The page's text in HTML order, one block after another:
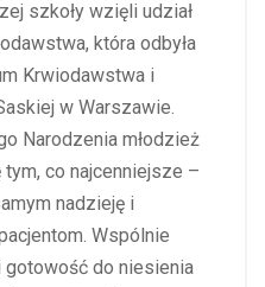
szkoły wzięli udział
która odbyła
Krwiodawstwa i
w Warszawie.
Narodzenia młodzież
co najcenniejsze –
nadzieję i
Wspólnie
gotowość do niesienia